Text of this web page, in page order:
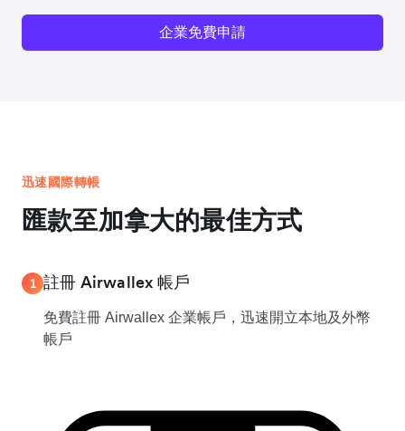
企業免費申請
迅速國際轉帳
匯款至加拿大的最佳方式
1 註冊 Airwallex 帳戶
免費註冊 Airwallex 企業帳戶，迅速開立本地及外幣
帳戶